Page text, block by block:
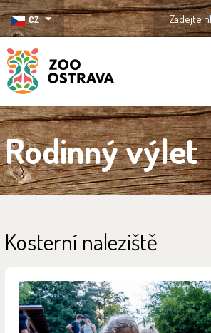
CZ
ZOO Ostrava
Rodinný výlet
Kosterní naleziště